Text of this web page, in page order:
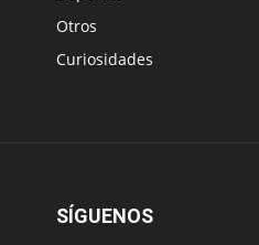
Otros
Curiosidades
SÍGUENOS